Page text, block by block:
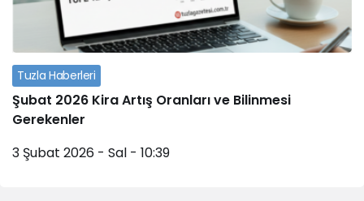
Tuzla Haberleri
Şubat 2026 Kira Artış Oranları ve Bilinmesi
Gerekenler
3 Şubat 2026 - Sal - 10:39